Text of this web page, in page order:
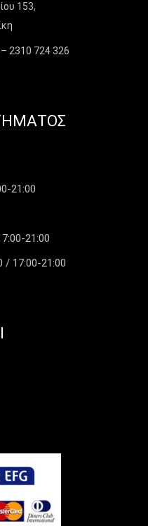
153,
2310 724 326
21:00
21:00
/ 17:00-21:00